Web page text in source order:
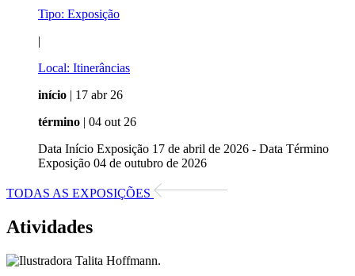
Tipo: Exposição
|
Local: Itinerâncias
início | 17 abr 26
término | 04 out 26
Data Início Exposição 17 de abril de 2026 - Data Término
Exposição 04 de outubro de 2026
TODAS AS EXPOSIÇÕES
Atividades